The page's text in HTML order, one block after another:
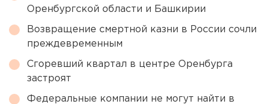
Оренбургской области и Башкирии
Возвращение смертной казни в России сочли
преждевременным
Сгоревший квартал в центре Оренбурга
застроят
Федеральные компании не могут найти в